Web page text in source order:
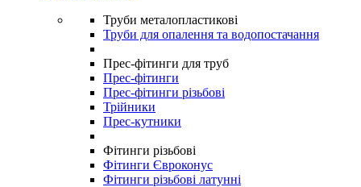
Труби металопластикові
Труби для опалення та водопостачання
Прес-фітинги для труб
Прес-фітинги
Прес-фітинги різьбові
Трійники
Прес-кутники
Фітинги різьбові
Фітинги Євроконус
Фітинги різьбові латунні